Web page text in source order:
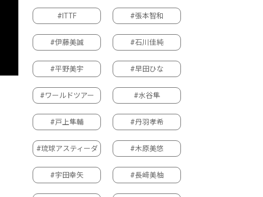
#ITTF #張本智和
#伊藤美誠 #石川佳純
#平野美宇 #早田ひな
#ワールドツアー #水谷隼
#戸上隼輔 #丹羽孝希
#琉球アスティーダ #木原美悠
#宇田幸矢 #長﨑美柚